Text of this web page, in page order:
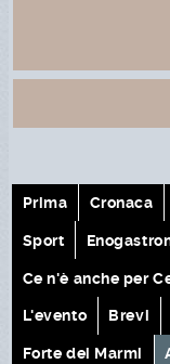
Prima Cronaca
Sport
Ce n'è anche per
L'evento Brevi
Forte dei Marmi